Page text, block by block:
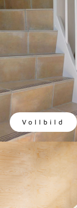
Vollbild